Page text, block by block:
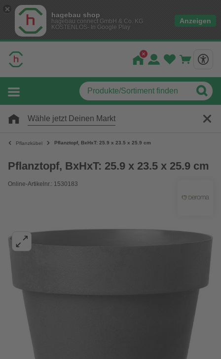
hagebau shop
hagebau connect GmbH & Co. KG
KOSTENLOS- In Google Play
Anzeigen
Wähle jetzt Deinen Markt
Pflanzkübel Pflanztopf, BxHxT: 25.9 x 23.5 x 25.9 cm
Pflanztopf, BxHxT: 25.9 x 23.5 x 25.9 cm
Online-Artikelnr.: 1530183